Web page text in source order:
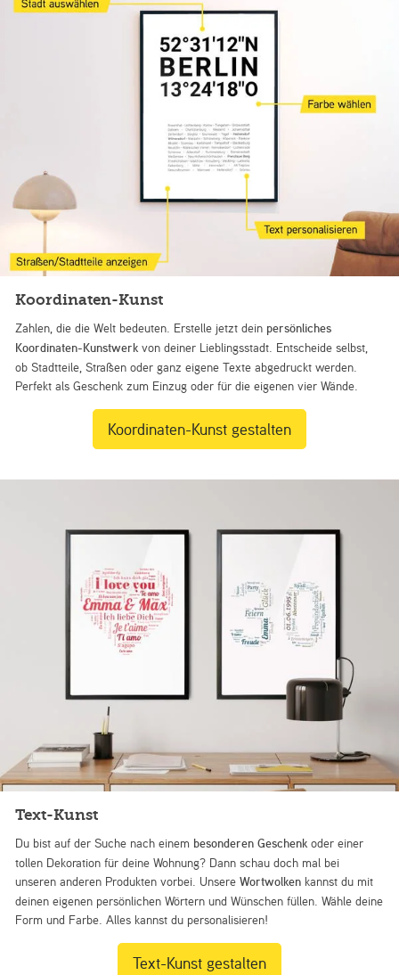
Koordinaten-Kunst
Zahlen, die die Welt bedeuten. Erstelle jetzt dein persönliches
Koordinaten-Kunstwerk von deiner Lieblingsstadt. Entscheide selbst,
ob Stadtteile, Straßen oder ganz eigene Texte abgedruckt werden.
Perfekt als Geschenk zum Einzug oder für die eigenen vier Wände.
Koordinaten-Kunst gestalten
Text-Kunst
Du bist auf der Suche nach einem besonderen Geschenk oder einer
tollen Dekoration für deine Wohnung? Dann schau doch mal bei
unseren anderen Produkten vorbei. UnsereWortwolken kannst du mit
deinen eigenen persönlichen Wörtern und Wünschen füllen. Wähle deine
Form und Farbe. Alles kannst du personalisieren!
Text-Kunst gestalten